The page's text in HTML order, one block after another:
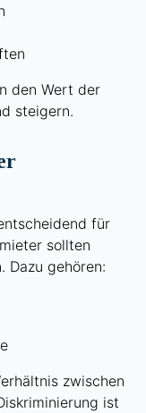
den Wert der
steigern.
für
sollten
Dazu gehören:
zwischen
ist